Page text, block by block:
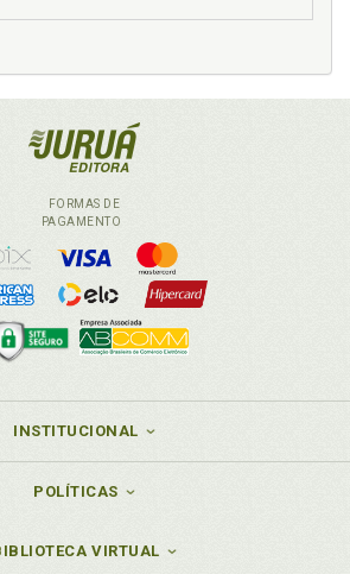
líquido, p. 125
líquido. Contas patrimônio
líquido. Jurisprudência
Uso de indicadores contábeis na
de sonegação tributária, p. 137
atividade (ou análise do ciclo
138
p. 140
FORMAS DE
PAGAMENTO
INSTITUCIONAL
POLÍTICAS
VIRTUAL